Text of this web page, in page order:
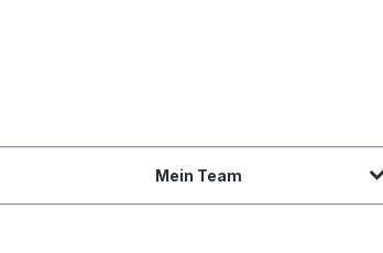
Mein Team